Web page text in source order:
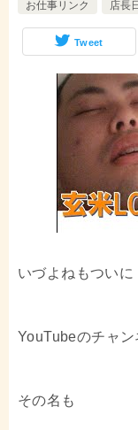
お仕事リンク
店長
Tweet
いづよねもついに
YouTubeのチャン
その名も